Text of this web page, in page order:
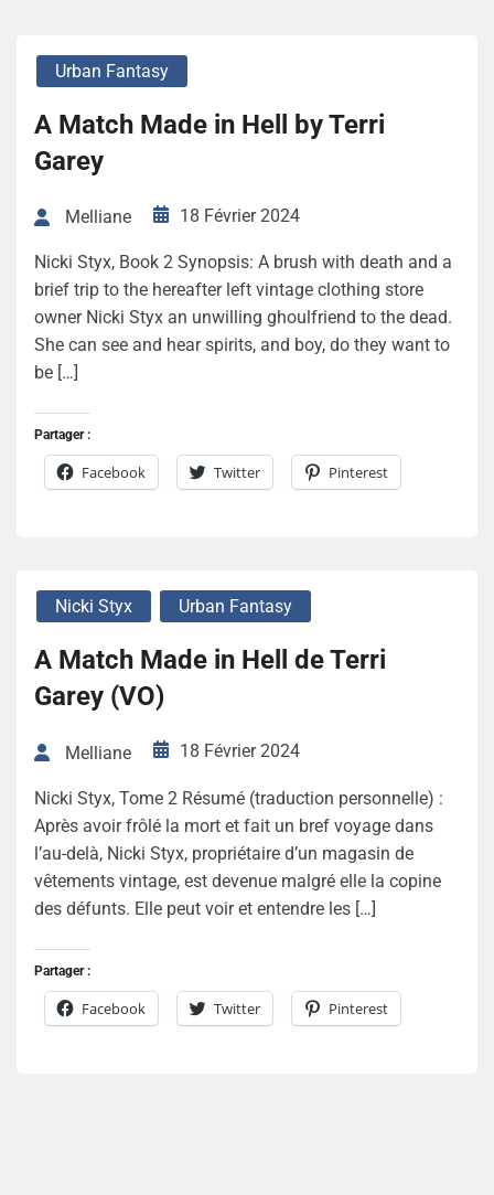
Urban Fantasy
A Match Made in Hell by Terri
Garey
Melliane 18 Février 2024
Nicki Styx, Book 2 Synopsis: A brush with death and a
brief trip to the hereafter left vintage clothing store
owner Nicki Styx an unwilling ghoulfriend to the dead.
She can see and hear spirits, and boy, do they want to
be […]
Partager :
Facebook Twitter Pinterest
Nicki Styx Urban Fantasy
A Match Made in Hell de Terri
Garey (VO)
Melliane 18 Février 2024
Nicki Styx, Tome 2 Résumé (traduction personnelle) :
Après avoir frôlé la mort et fait un bref voyage dans
l’au-delà, Nicki Styx, propriétaire d’un magasin de
vêtements vintage, est devenue malgré elle la copine
des défunts. Elle peut voir et entendre les […]
Partager :
Facebook Twitter Pinterest